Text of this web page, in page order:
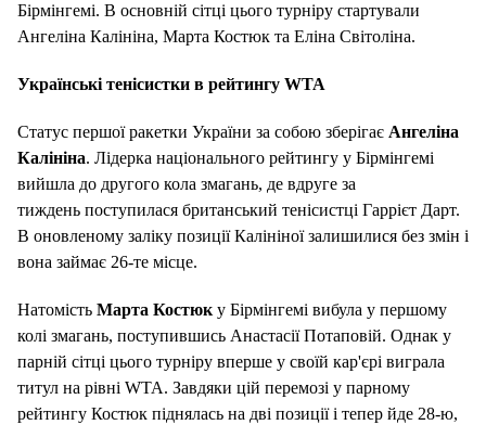
Бірмінгемі. В основній сітці цього турніру стартували
Ангеліна Калініна, Марта Костюк та Еліна Світоліна.
Українські тенісистки в рейтингу WTA
Статус першої ракетки України за собою зберігає Ангеліна
Калініна. Лідерка національного рейтингу у Бірмінгемі
вийшла до другого кола змагань, де вдруге за
тиждень поступилася британський тенісистці Гаррієт Дарт.
В оновленому заліку позиції Калініної залишилися без змін і
вона займає 26-те місце.
Натомість Марта Костюк у Бірмінгемі вибула у першому
колі змагань, поступившись Анастасії Потаповій. Однак у
парній сітці цього турніру вперше у своїй кар'єрі виграла
титул на рівні WTA. Завдяки цій перемозі у парному
рейтингу Костюк піднялась на дві позиції і тепер йде 28-ю,